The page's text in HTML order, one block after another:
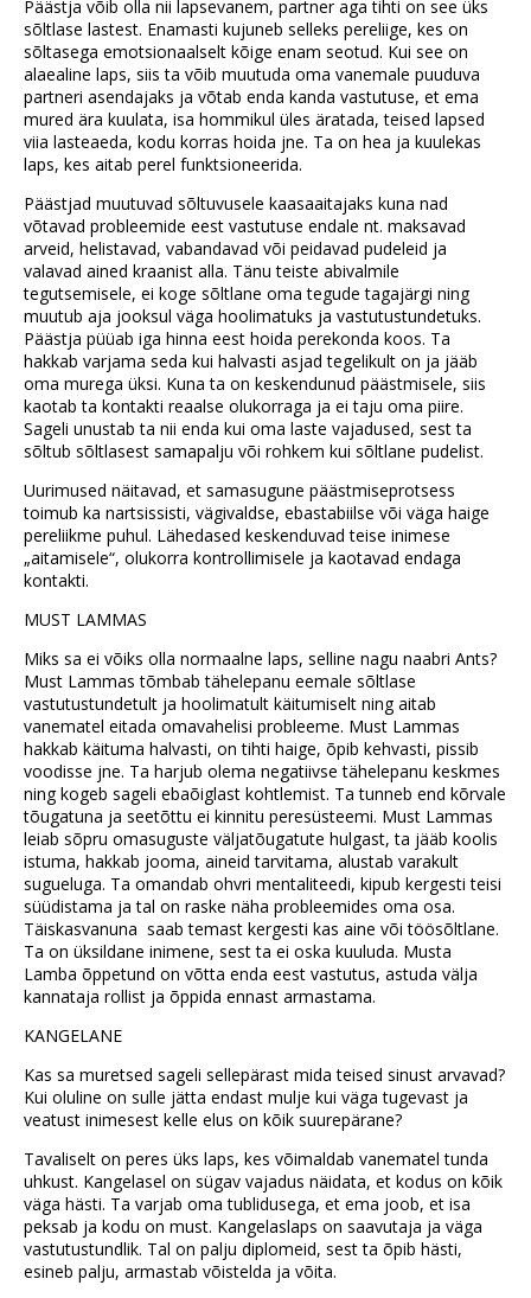
Päästja võib olla nii lapsevanem, partner aga tihti on see üks
sõltlase lastest. Enamasti kujuneb selleks pereliige, kes on
sõltasega emotsionaalselt kõige enam seotud. Kui see on
alaealine laps, siis ta võib muutuda oma vanemale puuduva
partneri asendajaks ja võtab enda kanda vastutuse, et ema
mured ära kuulata, isa hommikul üles äratada, teised lapsed
viia lasteaeda, kodu korras hoida jne. Ta on hea ja kuulekas
laps, kes aitab perel funktsioneerida.
Päästjad muutuvad sõltuvusele kaasaaitajaks kuna nad
võtavad probleemide eest vastutuse endale nt. maksavad
arveid, helistavad, vabandavad või peidavad pudeleid ja
valavad ained kraanist alla. Tänu teiste abivalmile
tegutsemisele, ei koge sõltlane oma tegude tagajärgi ning
muutub aja jooksul väga hoolimatuks ja vastutustundetuks.
Päästja püüab iga hinna eest hoida perekonda koos. Ta
hakkab varjama seda kui halvasti asjad tegelikult on ja jääb
oma murega üksi. Kuna ta on keskendunud päästmisele, siis
kaotab ta kontakti reaalse olukorraga ja ei taju oma piire.
Sageli unustab ta nii enda kui oma laste vajadused, sest ta
sõltub sõltlasest samapalju või rohkem kui sõltlane pudelist.
Uurimused näitavad, et samasugune päästmiseprotsess
toimub ka nartsissisti, vägivaldse, ebastabiilse või väga haige
pereliikme puhul. Lähedased keskenduvad teise inimese
„aitamisele“, olukorra kontrollimisele ja kaotavad endaga
kontakti.
MUST LAMMAS
Miks sa ei võiks olla normaalne laps, selline nagu naabri Ants?
Must Lammas tõmbab tähelepanu eemale sõltlase
vastutustundetult ja hoolimatult käitumiselt ning aitab
vanematel eitada omavahelisi probleeme. Must Lammas
hakkab käituma halvasti, on tihti haige, õpib kehvasti, pissib
voodisse jne. Ta harjub olema negatiivse tähelepanu keskmes
ning kogeb sageli ebaõiglast kohtlemist. Ta tunneb end kõrvale
tõugatuna ja seetõttu ei kinnitu peresüsteemi. Must Lammas
leiab sõpru omasuguste väljatõugatute hulgast, ta jääb koolis
istuma, hakkab jooma, aineid tarvitama, alustab varakult
sugueluga. Ta omandab ohvri mentaliteedi, kipub kergesti teisi
süüdistama ja tal on raske näha probleemides oma osa.
Täiskasvanuna saab temast kergesti kas aine või töösõltlane.
Ta on üksildane inimene, sest ta ei oska kuuluda. Musta
Lamba õppetund on võtta enda eest vastutus, astuda välja
kannataja rollist ja õppida ennast armastama.
KANGELANE
Kas sa muretsed sageli sellepärast mida teised sinust arvavad?
Kui oluline on sulle jätta endast mulje kui väga tugevast ja
veatust inimesest kelle elus on kõik suurepärane?
Tavaliselt on peres üks laps, kes võimaldab vanematel tunda
uhkust. Kangelasel on sügav vajadus näidata, et kodus on kõik
väga hästi. Ta varjab oma tublidusega, et ema joob, et isa
peksab ja kodu on must. Kangelaslaps on saavutaja ja väga
vastutustundlik. Tal on palju diplomeid, sest ta õpib hästi,
esineb palju, armastab võistelda ja võita.